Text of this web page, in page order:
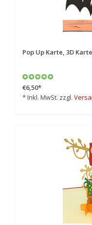
Pop Up Karte, 3D
€6,50*
* Inkl. MwSt. zzgl.